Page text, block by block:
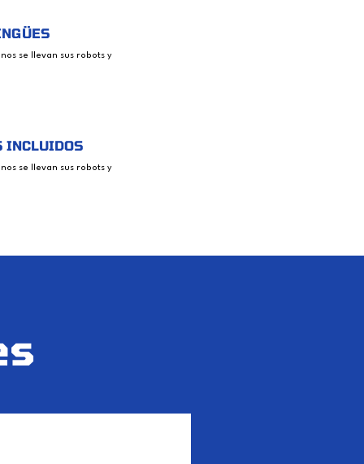
se llevan sus robots y
INCLUIDOS
se llevan sus robots y